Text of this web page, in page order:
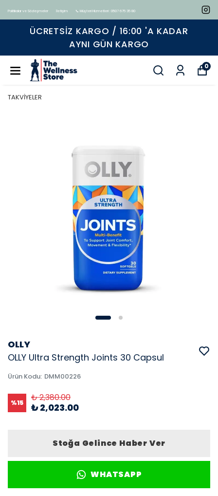
Politikalar ve Sözleşmeler İletişim 📞 Müşteri Hizmetleri : 0507 675 35 80
Tüm ürünlerde geçerli %15
0
TAKVİYELER
OLLY
OLLY Ultra Strength Joints 30 Capsul
Ürün Kodu: DMM00226
%15 ₺ 2,380.00
₺ 2,023.00
Stoğa Gelince Haber Ver
WHATSAPP